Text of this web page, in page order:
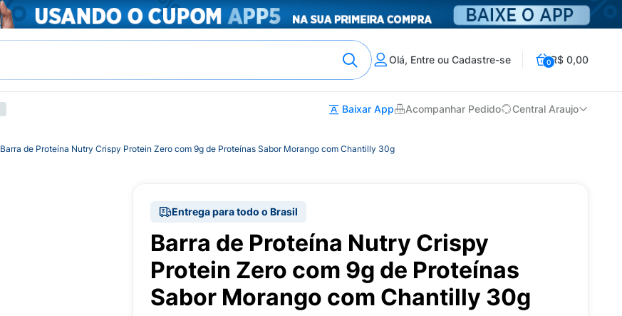
Olá, Entre ou Cadastre-se 0R$ 0,00
Baixar App Acompanhar Pedido Central Araujo
Barra de Proteína Nutry Crispy Protein Zero com 9g de Proteínas Sabor Morango com Chantilly 30g
Entrega para todo o Brasil
Barra de Proteína Nutry Crispy
Protein Zero com 9g de Proteínas
Sabor Morango com Chantilly 30g